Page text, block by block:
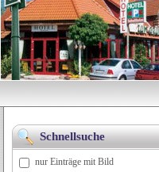
Schnellsuche
nur Einträge mit Bild